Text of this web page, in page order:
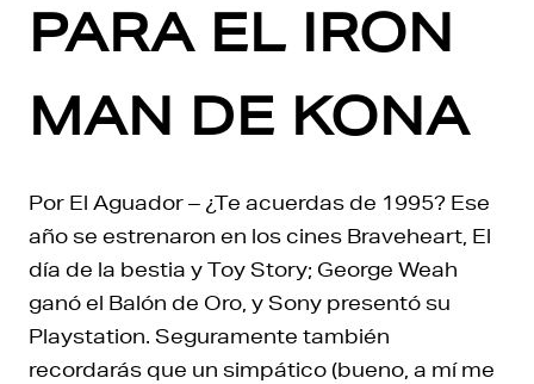
PARA EL IRON
MAN DE KONA
Por El Aguador – ¿Te acuerdas de 1995? Ese
año se estrenaron en los cines Braveheart, El
día de la bestia y Toy Story; George Weah
ganó el Balón de Oro, y Sony presentó su
Playstation. Seguramente también
recordarás que un simpático (bueno, a mí me